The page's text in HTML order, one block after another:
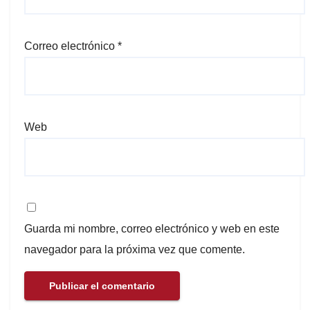
Correo electrónico *
Web
Guarda mi nombre, correo electrónico y web en este
navegador para la próxima vez que comente.